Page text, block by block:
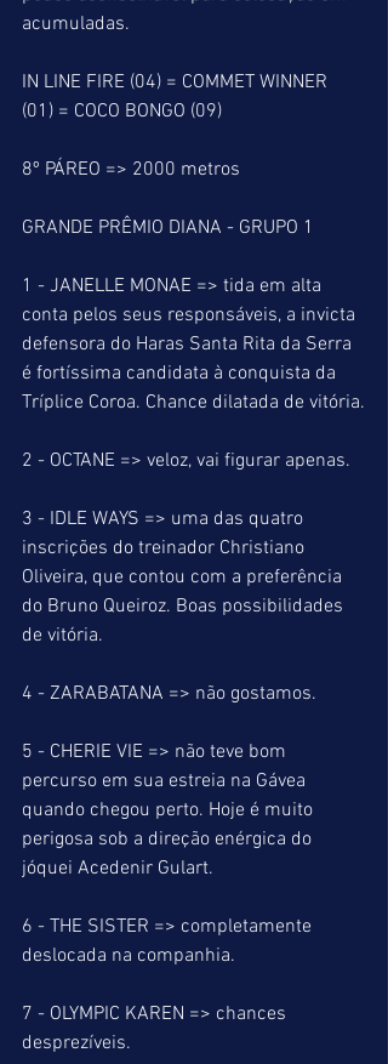
acumuladas.
IN LINE FIRE (04) = COMMET WINNER
(01) = COCO BONGO (09)
8º PÁREO => 2000 metros
GRANDE PRÊMIO DIANA - GRUPO 1
1 - JANELLE MONAE => tida em alta
conta pelos seus responsáveis, a invicta
defensora do Haras Santa Rita da Serra
é fortíssima candidata à conquista da
Tríplice Coroa. Chance dilatada de vitória.
2 - OCTANE => veloz, vai figurar apenas.
3 - IDLE WAYS => uma das quatro
inscrições do treinador Christiano
Oliveira, que contou com a preferência
do Bruno Queiroz. Boas possibilidades
de vitória.
4 - ZARABATANA => não gostamos.
5 - CHERIE VIE => não teve bom
percurso em sua estreia na Gávea
quando chegou perto. Hoje é muito
perigosa sob a direção enérgica do
jóquei Acedenir Gulart.
6 - THE SISTER => completamente
deslocada na companhia.
7 - OLYMPIC KAREN => chances
desprezíveis.